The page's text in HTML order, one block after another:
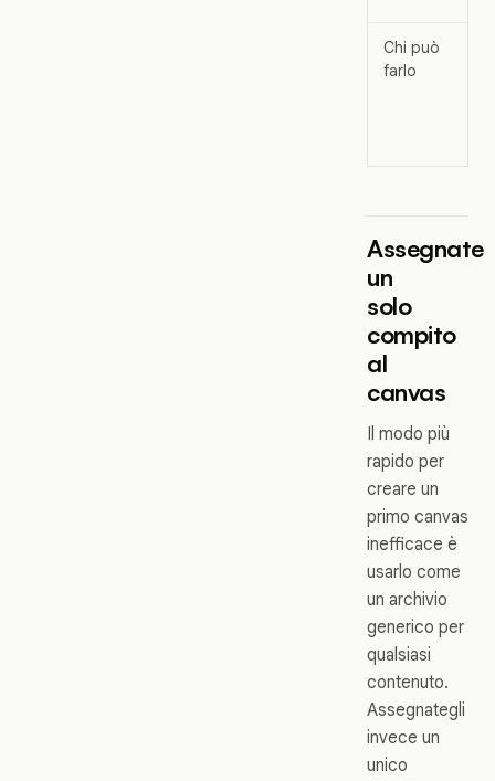
Chi può
farlo
Assegnate
un
solo
compito
al
canvas
Il modo più
rapido per
creare un
primo canvas
inefficace è
usarlo come
un archivio
generico per
qualsiasi
contenuto.
Assegnategli
invece un
unico